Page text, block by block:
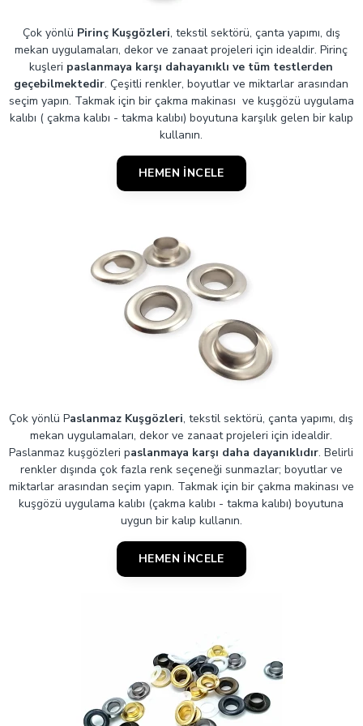
Yükseklik: 1,2 mm
Çok yönlü Pirinç Kuşgözleri, tekstil sektörü, çanta yapımı, dış
mekan uygulamaları, dekor ve zanaat projeleri için idealdir. Pirinç
kuşleri paslanmaya karşı dahayanıklı ve tüm testlerden
geçebilmektedir. Çeşitli renkler, boyutlar ve miktarlar arasından
seçim yapın. Takmak için bir çakma makinası ve kuşgözü uygulama
kalıbı ( çakma kalıbı - takma kalıbı) boyutuna karşılık gelen bir kalıp
kullanın.
HEMEN İNCELE
Çok yönlü Paslanmaz Kuşgözleri, tekstil sektörü, çanta yapımı, dış
mekan uygulamaları, dekor ve zanaat projeleri için idealdir.
Paslanmaz kuşgözleri paslanmaya karşı daha dayanıklıdır. Belirli
renkler dışında çok fazla renk seçeneği sunmazlar; boyutlar ve
miktarlar arasından seçim yapın. Takmak için bir çakma makinası ve
kuşgözü uygulama kalıbı (çakma kalıbı - takma kalıbı) boyutuna
uygun bir kalıp kullanın.
HEMEN İNCELE